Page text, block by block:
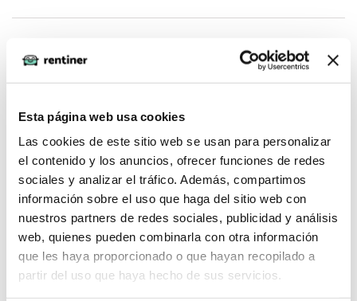
Esta página web usa cookies
Las cookies de este sitio web se usan para personalizar
el contenido y los anuncios, ofrecer funciones de redes
sociales y analizar el tráfico. Además, compartimos
información sobre el uso que haga del sitio web con
nuestros partners de redes sociales, publicidad y análisis
web, quienes pueden combinarla con otra información
que les haya proporcionado o que hayan recopilado a
partir del uso que haya hecho de sus servicios.
oQHnWnkU (2026-05-04)
1*973*968*0
oQHnWnkU (2026-05-04)
DNHgzm0w